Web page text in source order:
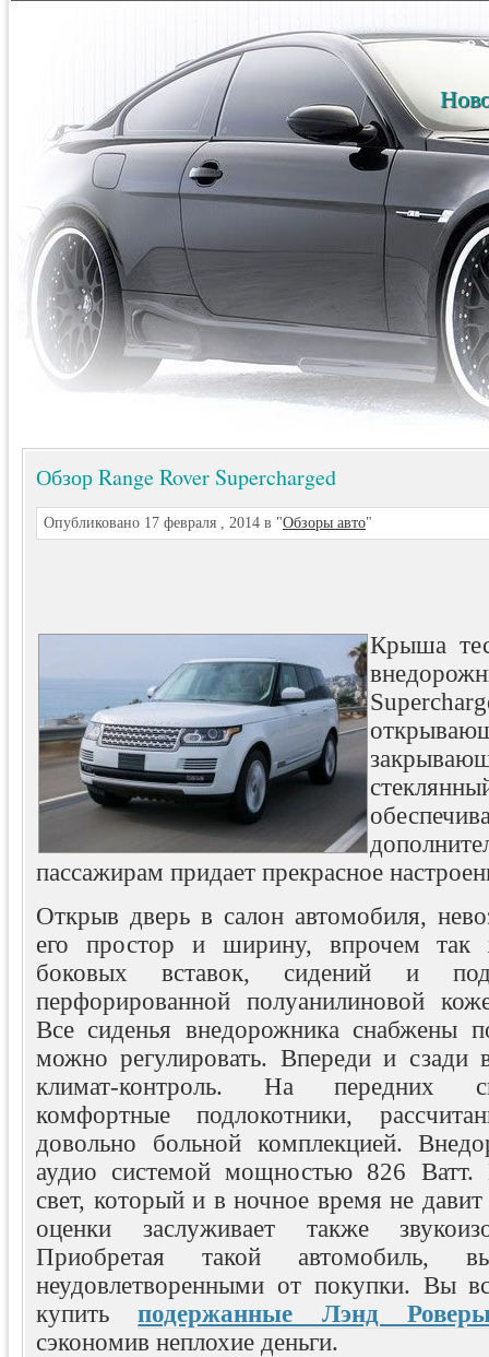
Обзор Range Rover Supercharged
Опубликовано 17 февраля , 2014 в "Обзоры авто"
Крыша
пассажирам придает прекрасное
Открыв дверь в салон автомобиля,
его простор и ширину, впрочем
боковых вставок, сидений и
перфорированной полуанилиновой
Все сиденья внедорожника снабжены
можно регулировать. Впереди и сзади
климат-контроль. На передних
комфортные подлокотники,
довольно больной комплекцией.
аудио системой мощностью 826 Ватт.
свет, который и в ночное время не
оценки заслуживает также
Приобретая такой автомобиль,
неудовлетворенными от покупки. Вы
купитьподержанные Лэнд
сэкономив неплохие деньги.